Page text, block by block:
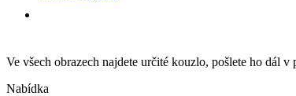
Ve všech obrazech najdete určité kouzlo, pošlete ho dál
Nabídka